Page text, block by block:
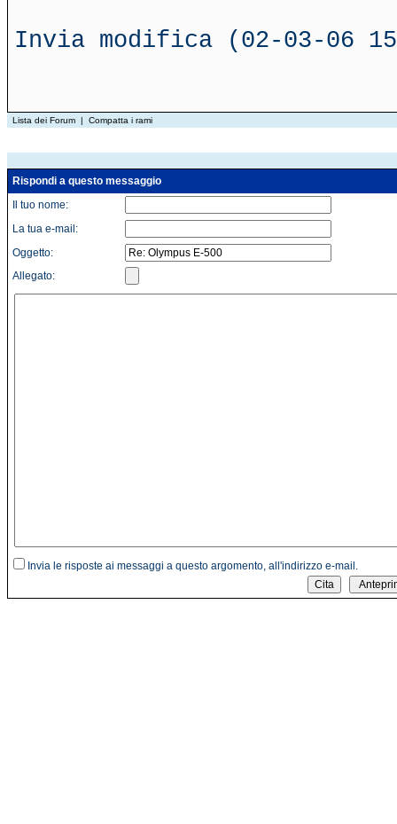
Invia modifica (02-03-06
Lista dei Forum | Compatta i rami
Rispondi a questo messaggio
Il tuo nome:
La tua e-mail:
Oggetto:
Allegato:
Invia le risposte ai messaggi a questo argomento, all'indirizzo e-mail.